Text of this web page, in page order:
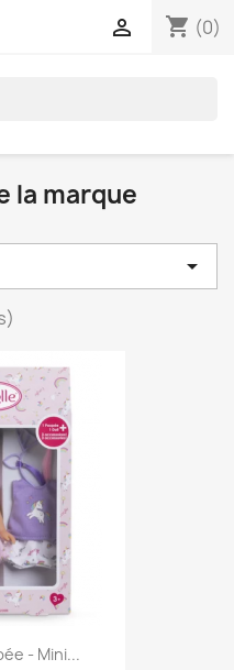
shopping_cart (0)

la marque

- Mini...